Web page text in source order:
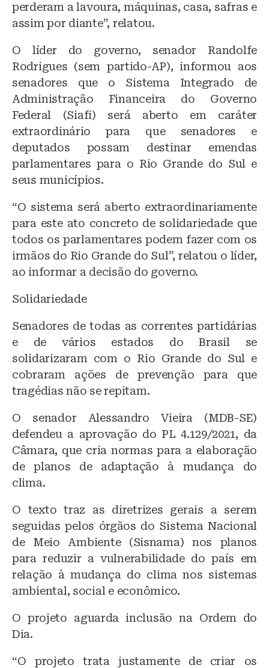
perderam a lavoura, máquinas, casa, safras e
assim por diante”, relatou.
O líder do governo, senador Randolfe
Rodrigues (sem partido-AP), informou aos
senadores que o Sistema Integrado de
Administração Financeira do Governo
Federal (Siafi) será aberto em caráter
extraordinário para que senadores e
deputados possam destinar emendas
parlamentares para o Rio Grande do Sul e
seus municípios.
“O sistema será aberto extraordinariamente
para este ato concreto de solidariedade que
todos os parlamentares podem fazer com os
irmãos do Rio Grande do Sul”, relatou o líder,
ao informar a decisão do governo.
Solidariedade
Senadores de todas as correntes partidárias
e de vários estados do Brasil se
solidarizaram com o Rio Grande do Sul e
cobraram ações de prevenção para que
tragédias não se repitam.
O senador Alessandro Vieira (MDB-SE)
defendeu a aprovação do PL 4.129/2021, da
Câmara, que cria normas para a elaboração
de planos de adaptação à mudança do
clima.
O texto traz as diretrizes gerais a serem
seguidas pelos órgãos do Sistema Nacional
de Meio Ambiente (Sisnama) nos planos
para reduzir a vulnerabilidade do país em
relação à mudança do clima nos sistemas
ambiental, social e econômico.
O projeto aguarda inclusão na Ordem do
Dia.
“O projeto trata justamente de criar os